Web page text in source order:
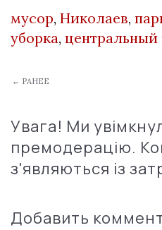
мусор, Николаев,
уборка, центральный
← РАНЕЕ
Увага! Ми
премодерацію.
з'являються із
Добавить